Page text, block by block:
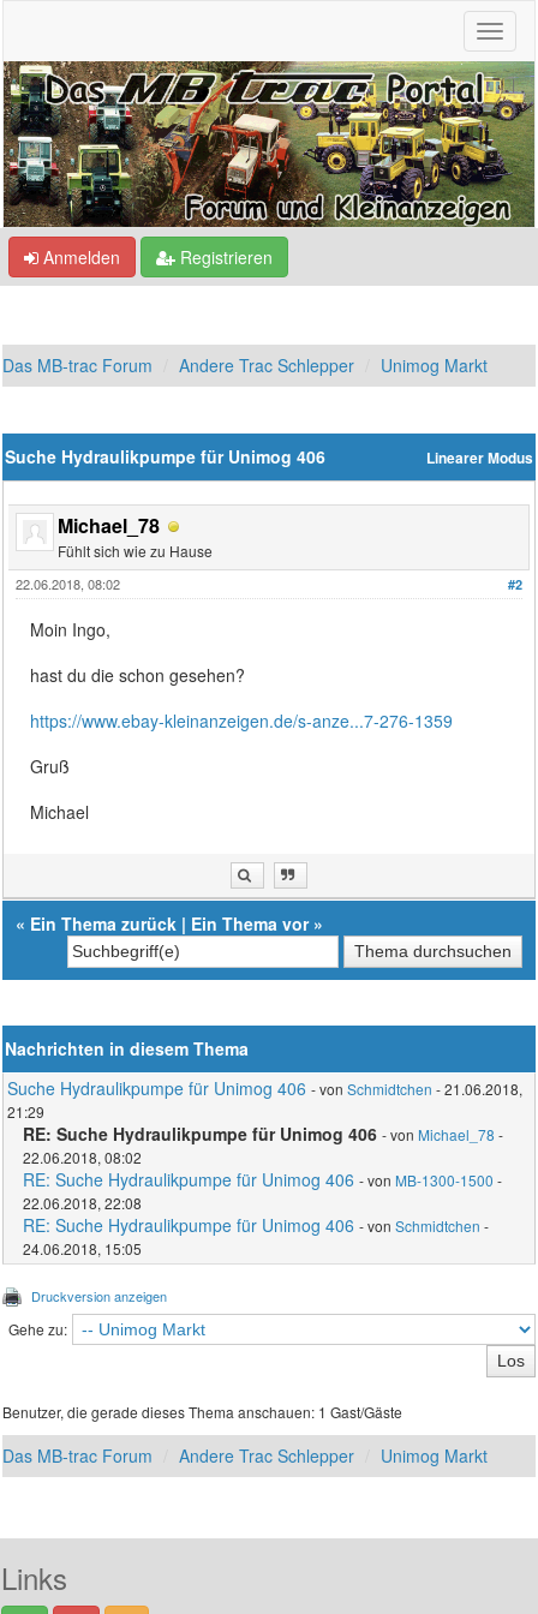
Anmelden Registrieren
Das MB-trac Forum Andere Trac Schlepper Unimog Markt
Linearer Modus
Suche Hydraulikpumpe für Unimog 406
Michael_78
Fühlt sich wie zu Hause
#2
22.06.2018, 08:02
Moin Ingo,
hast du die schon gesehen?
https://www.ebay-kleinanzeigen.de/s-anze...7-276-1359
Gruß
Michael
« Ein Thema zurück | Ein Thema vor»
Nachrichten in diesem Thema
Suche Hydraulikpumpe für Unimog 406 - vonSchmidtchen - 21.06.2018,
21:29
RE: Suche Hydraulikpumpe für Unimog 406 - von Michael_78 -
22.06.2018, 08:02
RE: Suche Hydraulikpumpe für Unimog 406 - von MB-1300-1500 -
22.06.2018, 22:08
RE: Suche Hydraulikpumpe für Unimog 406 - vonSchmidtchen -
24.06.2018, 15:05
Druckversion anzeigen
Gehe zu:
Benutzer, die gerade dieses Thema anschauen: 1 Gast/Gäste
Das MB-trac Forum Andere Trac Schlepper Unimog Markt
Links